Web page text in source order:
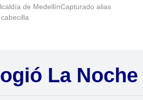
de MedellínCapturado alias
La Noche